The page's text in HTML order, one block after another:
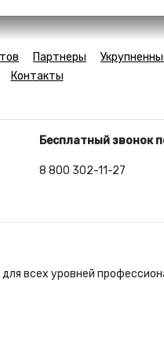
Партнеры
Контакты
Бесплатный звонок
8 800 302-11-27
всех уровней